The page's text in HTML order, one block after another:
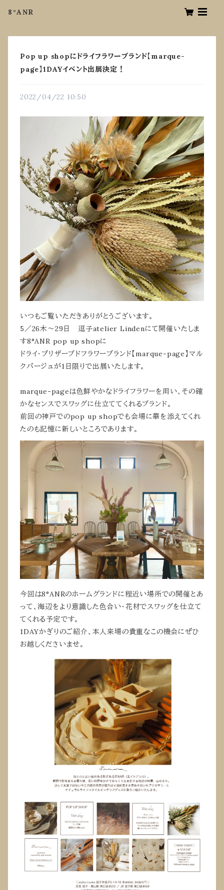
8°ANR
Pop up shopにドライフラワーブランド【marque-
page】1DAYイベント出展決定！
2022/04/22 10:50
いつもご覧いただきありがとうございます。
5／26木〜29日 逗子atelier Lindenにて開催いたしま
す8°ANR pop up shopに
ドライ・プリザーブドフラワーブランド【marque-page】マル
クパージュが1日限りで出展いたします。
marque-pageは色鮮やかなドライフラワーを用い、その確
かなセンスでスワッグに仕立ててくれるブランド。
前回の神戸でのpop up shopでも会場に華を添えてくれ
たのも記憶に新しいところであります。
今回は8°ANRのホームグランドに程近い場所での開催とあ
って、海辺をより意識した色合い・花材でスワッグを仕立て
てくれる予定です。
1DAYかぎりのご紹介、本人来場の貴重なこの機会にぜひ
お越しくださいませ。